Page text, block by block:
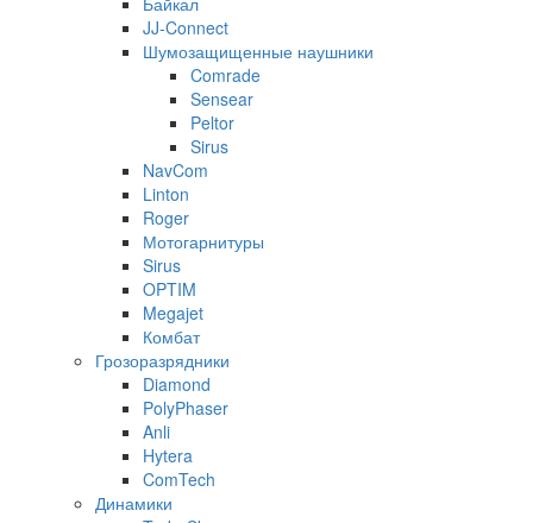
JJ-Connect
Шумозащищенные наушники
Comrade
Sensear
Peltor
Sirus
NavCom
Linton
Roger
Мотогарнитуры
Sirus
OPTIM
Megajet
Комбат
Грозоразрядники
Diamond
PolyPhaser
Anli
Hytera
ComTech
Динамики